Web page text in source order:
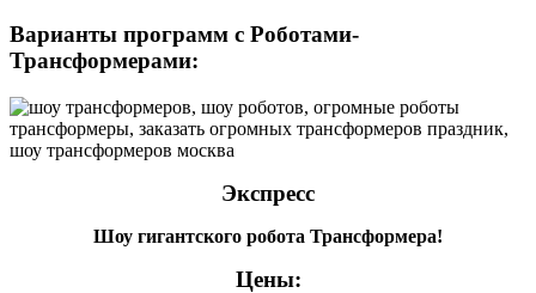
Варианты программ с Роботами-
Трансформерами:
Экспресс
Шоу гигантского робота Трансформера!
Цены: